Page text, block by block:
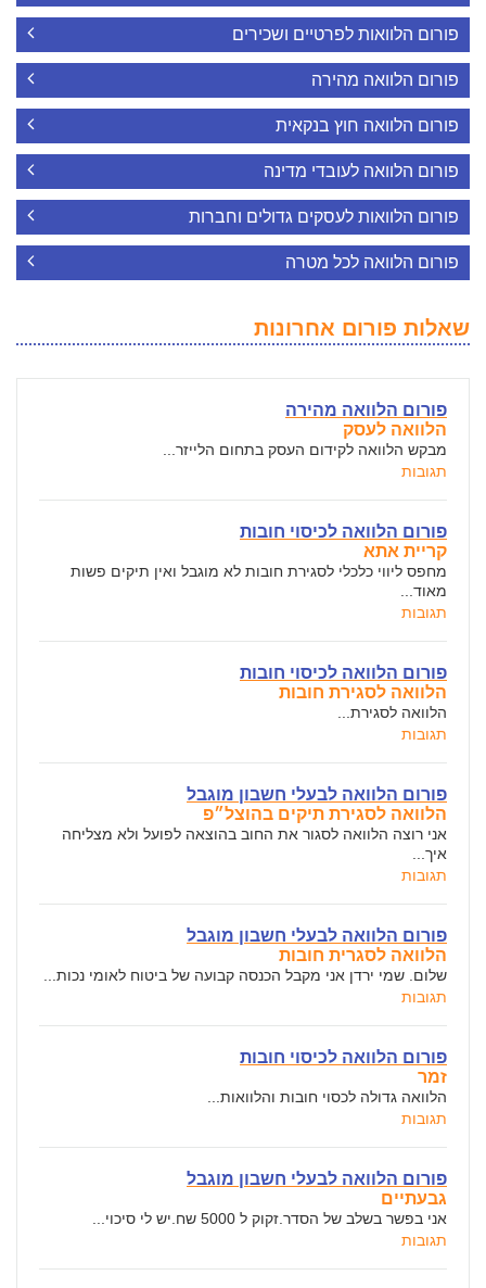
פורום הלוואות לפרטיים ושכירים
פורום הלוואה מהירה
פורום הלוואה חוץ בנקאית
פורום הלוואה לעובדי מדינה
פורום הלוואות לעסקים גדולים וחברות
פורום הלוואה לכל מטרה
שאלות פורום אחרונות
פורום הלוואה מהירה
הלוואה לעסק
מבקש הלוואה לקידום העסק בתחום הלייזר...
תגובות
פורום הלוואה לכיסוי חובות
קריית אתא
מחפס ליווי כלכלי לסגירת חובות לא מוגבל ואין תיקים פשות
מאוד...
תגובות
פורום הלוואה לכיסוי חובות
הלוואה לסגירת חובות
הלוואה לסגירת...
תגובות
פורום הלוואה לבעלי חשבון מוגבל
הלוואה לסגירת תיקים בהוצל״פ
אני רוצה הלוואה לסגור את החוב בהוצאה לפועל ולא מצליחה
איך...
תגובות
פורום הלוואה לבעלי חשבון מוגבל
הלוואה לסגרית חובות
שלום. שמי ירדן אני מקבל הכנסה קבועה של ביטוח לאומי נכות...
תגובות
פורום הלוואה לכיסוי חובות
זמר
הלוואה גדולה לכסוי חובות והלוואות...
תגובות
פורום הלוואה לבעלי חשבון מוגבל
גבעתיים
אני בפשר בשלב של הסדר.זקוק ל 5000 שח.יש לי סיכוי...
תגובות